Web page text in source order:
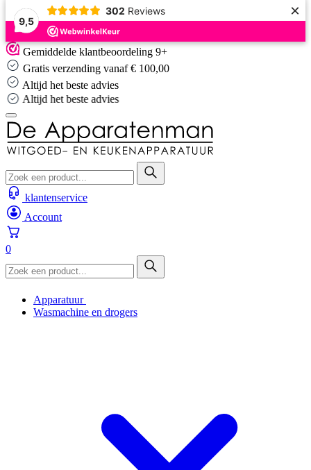
9,5
302 Reviews ×
Skip
to
content
Gemiddelde klantbeoordeling 9+
Gratis verzending vanaf € 100,00
Altijd het beste advies
Altijd het beste advies
klantenservice
Account
0
Apparatuur
Wasmachine en drogers